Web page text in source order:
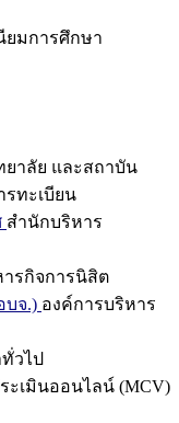
ยมการศึกษา
าลัย และสถาบัน
รทะเบียน
สำนักบริหาร
รกิจการนิสิต
บจ.) องค์การบริหาร
วไป
ะเมินออนไลน์ (MCV)